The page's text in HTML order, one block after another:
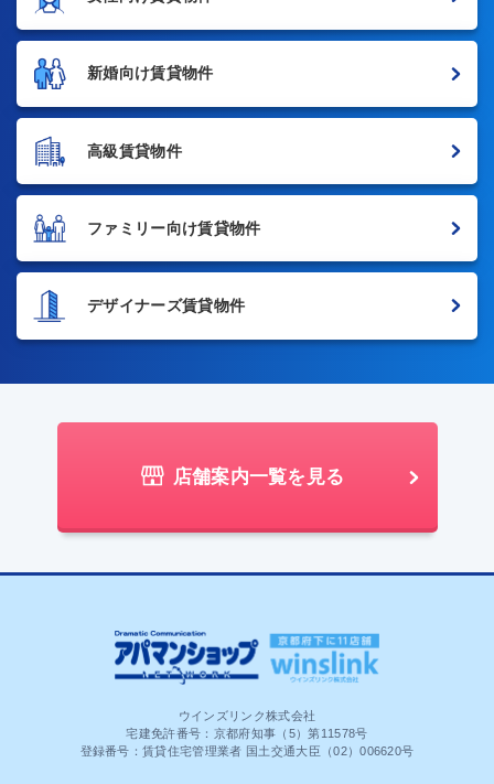
新婚向け賃貸物件
高級賃貸物件
ファミリー向け賃貸物件
デザイナーズ賃貸物件
店舗案内一覧を見る
ウインズリンク株式会社
宅建免許番号：京都府知事（5）第11578号
登録番号：賃貸住宅管理業者 国土交通大臣（02）006620号